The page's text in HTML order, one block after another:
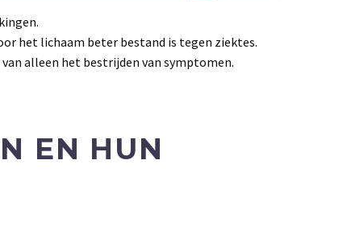
het lichaam beter bestand is tegen ziektes.
alleen het bestrijden van symptomen.
EN HUN